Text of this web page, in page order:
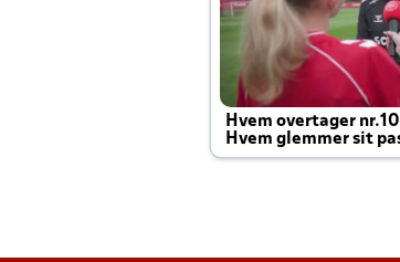
Hvem overtager
Hvem glemmer sit
Joachim altid til efter